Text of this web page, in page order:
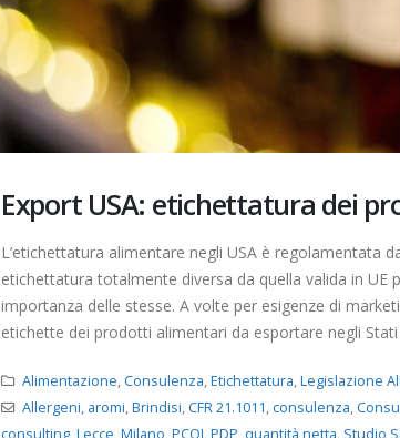
Export USA: etichettatura dei
L’etichettatura alimentare negli USA è regolamentata
etichettatura totalmente diversa da quella valida in
importanza delle stesse. A volte per esigenze di
etichette dei prodotti alimentari da esportare negli Stati
Alimentazione,Consulenza,Etichettatura,Legislazione
Allergeni, aromi,Brindisi,CFR 21.1011, consulenza,
consulting,Lecce,Milano,PCQI,PDP, quantità netta, Studio